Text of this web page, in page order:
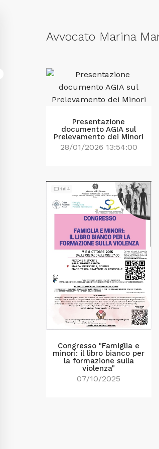
Avvocato Marina
Presentazione
documento AGIA sul
Prelevamento dei Minori
28/01/2026 13:54:00
Congresso "Famiglia e
minori: il libro bianco per
la formazione sulla
violenza"
07/10/2025